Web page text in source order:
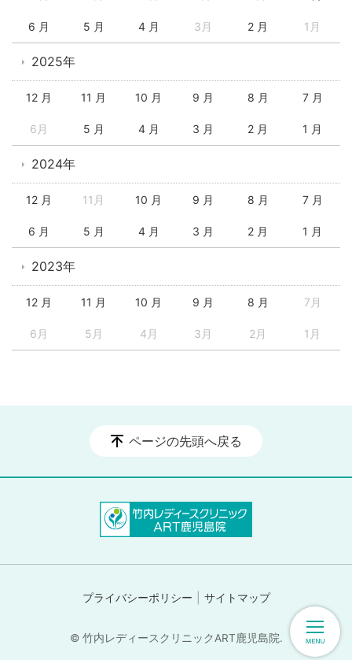
6 月 5 月 4 月 3月 2 月 1月
2025年
12 月 11 月 10 月 9 月 8 月 7 月
6月 5 月 4 月 3 月 2 月 1 月
2024年
12 月 11月 10 月 9 月 8 月 7 月
6 月 5 月 4 月 3 月 2 月 1 月
2023年
12 月 11 月 10 月 9 月 8 月 7月
6月 5月 4月 3月 2月 1月
ページの先頭へ戻る
プライバシーポリシー サイトマップ
© 竹内レディースクリニックART鹿児島院.